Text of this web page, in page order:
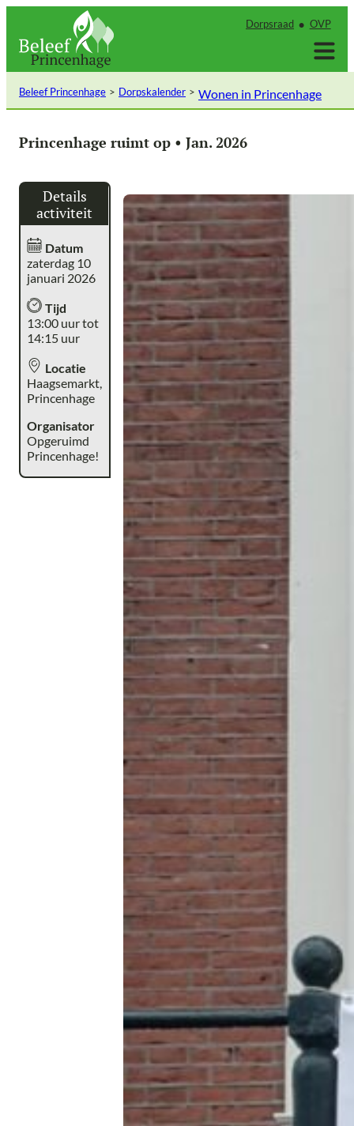
inhoud
Dorpsraad OVP
Beleef Princenhage Dorpskalender Wonen in Princenhage
Princenhage ruimt op • Jan. 2026
Details
activiteit
Datum
zaterdag 10
januari 2026
Tijd
13:00 uur tot
14:15 uur
Locatie
Haagsemarkt,
Princenhage
Organisator
Opgeruimd
Princenhage!